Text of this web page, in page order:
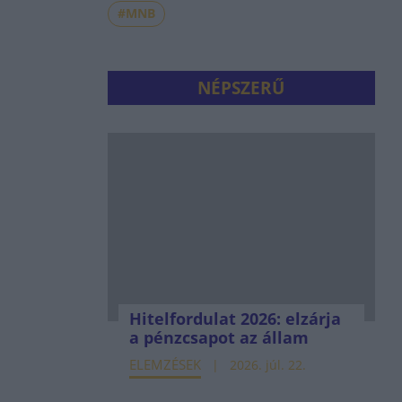
#MNB
NÉPSZERŰ
Hitelfordulat 2026: elzárja
a pénzcsapot az állam
ELEMZÉSEK 2026. júl. 22.